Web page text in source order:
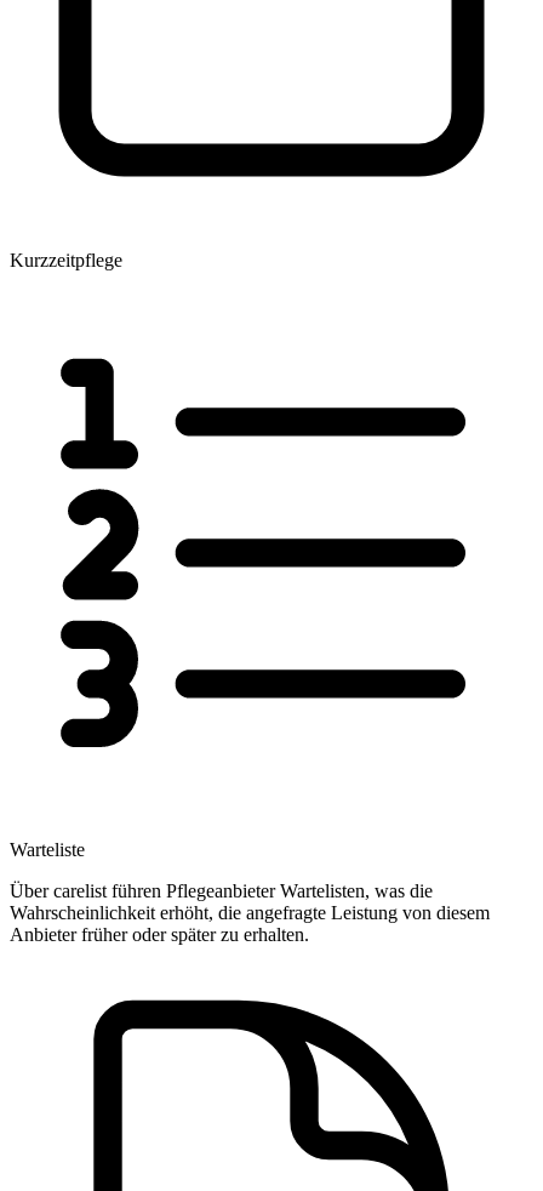
Kurzzeitpflege
Warteliste
Über carelist führen Pflegeanbieter Wartelisten, was die
Wahrscheinlichkeit erhöht, die angefragte Leistung von diesem
Anbieter früher oder später zu erhalten.